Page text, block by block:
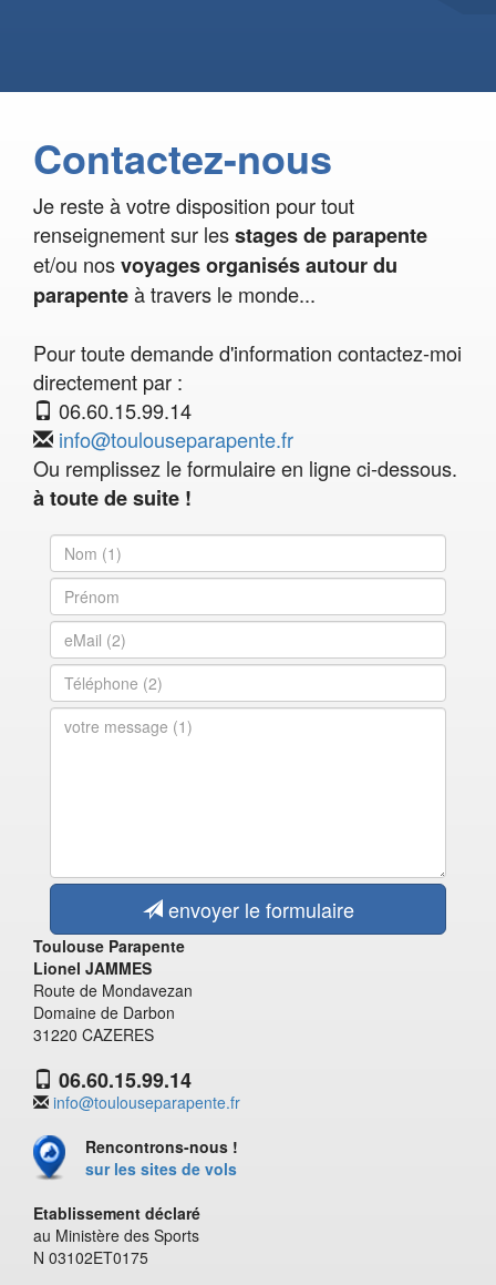
Contactez-nous
Je reste à votre disposition pour tout
renseignement sur lesstages de parapente
et/ou nosvoyages organisés autour du
parapenteà travers le monde...
Pour toute demande d'information contactez-moi
directement par :
06.60.15.99.14
info@toulouseparapente.fr
Ou remplissez le formulaire en ligne ci-dessous.
à toute de suite !
envoyer le formulaire
Toulouse Parapente
Lionel JAMMES
Route de Mondavezan
Domaine de Darbon
31220 CAZERES
06.60.15.99.14
info@toulouseparapente.fr
Rencontrons-nous !
sur les sites de vols
Etablissement déclaré
au Ministère des Sports
N 03102ET0175